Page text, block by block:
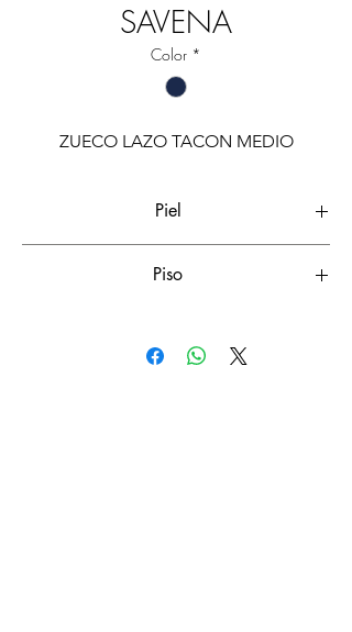
SAVENA
Color *
ZUECO LAZO TACON MEDIO
Piel
Piso